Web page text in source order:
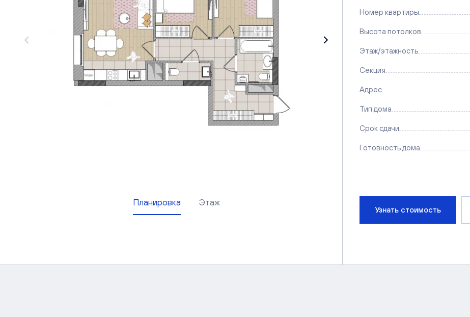
Планировка Этаж
Номер квартиры
Высота потолков
Этаж/этажность
Секция
Адрес
Тип дома
Срок сдачи
Готовность дома
Узнать стоимость